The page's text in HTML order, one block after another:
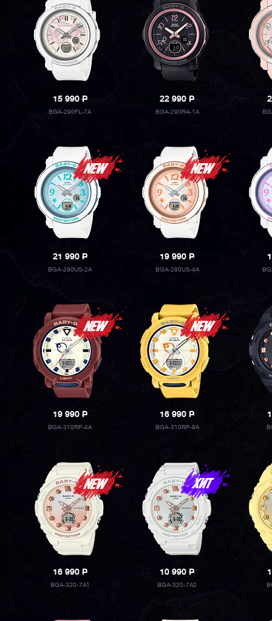
15 990P
BGA-290FL-7A
22 990P
BGA-290RA-1A
21 990P
BGA-290US-2A
19 990P
BGA-290US-4A
19 990P
BGA-310RP-4A
16 990P
BGA-310RP-9A
16 990P
BGA-320-7A1
10 990P
BGA-320-7A2